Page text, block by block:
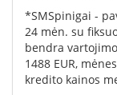
*SMSpinigai -
24 mėn. su
bendra
1488 EUR,
kredito kainos